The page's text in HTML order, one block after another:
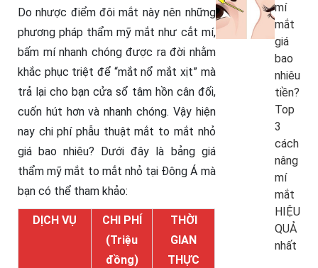
Do nhược điểm đôi mắt này nên những
phương pháp thẩm mỹ mắt như cắt mí,
bấm mí nhanh chóng được ra đời nhằm
khắc phục triệt để “mắt nổ mắt xịt” mà
trả lại cho bạn cửa sổ tâm hồn cân đối,
cuốn hút hơn và nhanh chóng. Vậy hiện
nay chi phí phẫu thuật mắt to mắt nhỏ
giá bao nhiêu? Dưới đây là bảng giá
thẩm mỹ mắt to mắt nhỏ tại Đông Á mà
bạn có thể tham khảo:
DỊCH VỤ
CHI PHÍ
(Triệu
đồng)
THỜI
GIAN
THỰC
mí
mắt
giá
bao
nhiêu
tiền?
Top
3
cách
nâng
mí
mắt
HIỆU
QUẢ
nhất